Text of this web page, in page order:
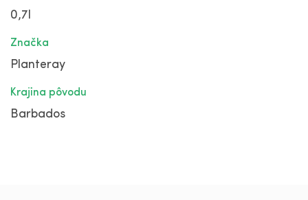
0,7l
Značka
Planteray
Krajina pôvodu
Barbados